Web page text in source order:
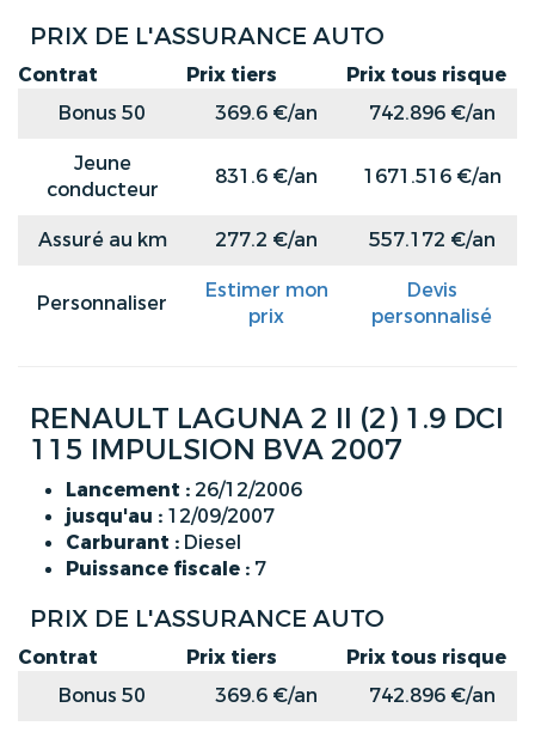
PRIX DE L'ASSURANCE AUTO
Contrat Prix tiers
Prix tous risque
Bonus 50
369.6 €/an
742.896 €/an
Jeune
conducteur
831.6 €/an 1671.516 €/an
Assuré au km 277.2 €/an 557.172 €/an
Personnaliser
Estimer mon
prix
Devis
personnalisé
RENAULT LAGUNA 2 II (2) 1.9 DCI
115 IMPULSION BVA 2007
Lancement : 26/12/2006
jusqu'au : 12/09/2007
Carburant : Diesel
Puissance fiscale : 7
PRIX DE L'ASSURANCE AUTO
Contrat Prix tiers
Prix tous risque
Bonus 50
369.6 €/an
742.896 €/an